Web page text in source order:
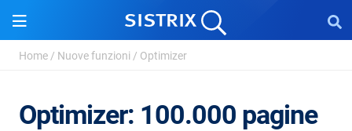
Home / Nuove funzioni / Optimizer
Optimizer: 100.000 pagine